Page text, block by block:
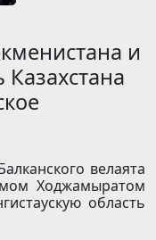
и
Казахстана
велаята
Ходжамыратом
область